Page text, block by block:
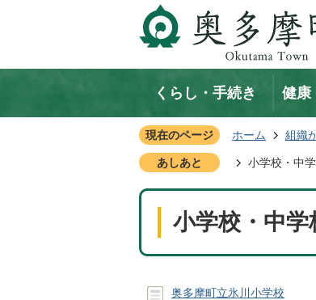
くらし・手続き 健康
現在のページ ホーム 組織
あしあと 小学校・中
小学校・中学
奥多摩町立氷川小学校